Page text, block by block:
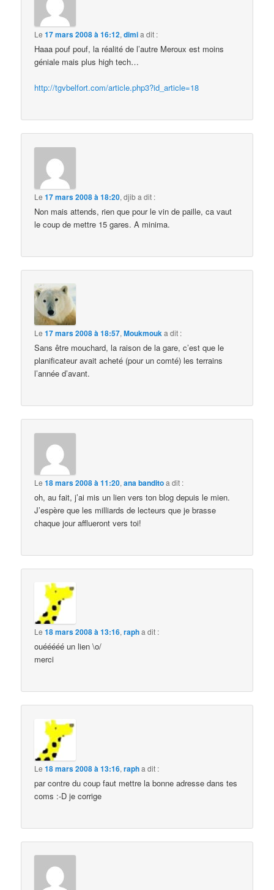
Le17 mars 2008 à 16:12,dimia dit :
Haaa pouf pouf, la réalité de l’autre Meroux est moins
géniale mais plus high tech…
http://tgvbelfort.com/article.php3?id_article=18
Le17 mars 2008 à 18:20,djiba dit :
Non mais attends, rien que pour le vin de paille, ca vaut
le coup de mettre 15 gares. A minima.
Le17 mars 2008 à 18:57,Moukmouka dit :
Sans être mouchard, la raison de la gare, c’est que le
planificateur avait acheté (pour un comté) les terrains
l’année d’avant.
Le18 mars 2008 à 11:20,ana banditoa dit :
oh, au fait, j’ai mis un lien vers ton blog depuis le mien.
J’espère que les milliards de lecteurs que je brasse
chaque jour afflueront vers toi!
Le18 mars 2008 à 13:16,rapha dit :
ouééééé un lien \o/
merci
Le18 mars 2008 à 13:16,rapha dit :
par contre du coup faut mettre la bonne adresse dans tes
coms :-D je corrige